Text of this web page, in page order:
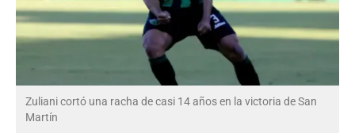
Zuliani cortó una racha de casi 14 años en la victoria de San
Martín